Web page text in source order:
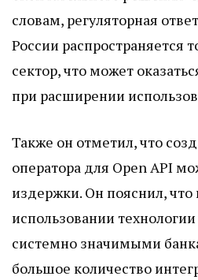
словам, регуляторная
России распространяется
сектор, что может
при расширении
Также он отметил, что
оператора для Open API
издержки. Он пояснил,
использовании
системно значимыми
большое количество